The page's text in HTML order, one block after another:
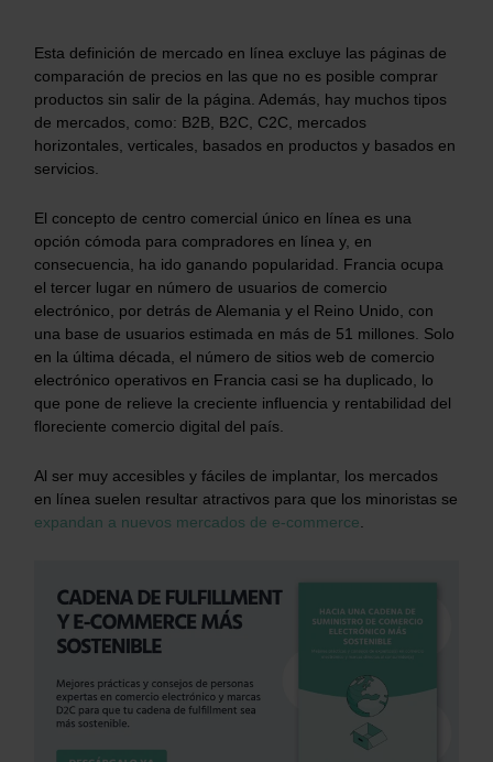
Esta definición de mercado en línea excluye las páginas de
comparación de precios en las que no es posible comprar
productos sin salir de la página. Además, hay muchos tipos
de mercados, como: B2B, B2C, C2C, mercados
horizontales, verticales, basados en productos y basados en
servicios.
El concepto de centro comercial único en línea es una
opción cómoda para compradores en línea y, en
consecuencia, ha ido ganando popularidad. Francia ocupa
el tercer lugar en número de usuarios de comercio
electrónico, por detrás de Alemania y el Reino Unido, con
una base de usuarios estimada en más de 51 millones. Solo
en la última década, el número de sitios web de comercio
electrónico operativos en Francia casi se ha duplicado, lo
que pone de relieve la creciente influencia y rentabilidad del
floreciente comercio digital del país.
Al ser muy accesibles y fáciles de implantar, los mercados
en línea suelen resultar atractivos para que los minoristas se
expandan a nuevos mercados de e-commerce